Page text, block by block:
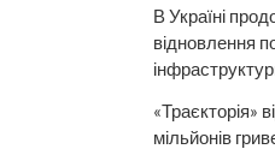
В Україні
відновлення
«Траєкторія»
мільйонів